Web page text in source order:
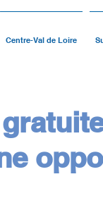
Centre-Val de Loire